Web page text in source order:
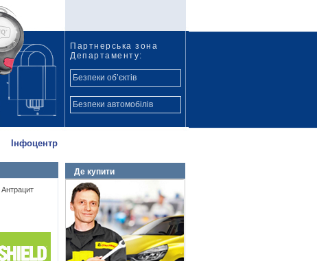
Партнерська зона
Департаменту:
Безпеки об’єктів
Безпеки автомобілів
Інфоцентр
Антрацит
Де купити
Протиугінний захист
⇓